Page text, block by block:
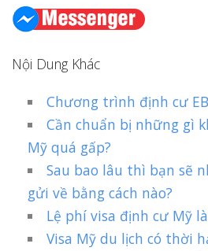
Nội Dung Khác
Chương trình định cư
Cần chuẩn bị những gì
Mỹ quá gấp?
Sau bao lâu thì bạn sẽ
gửi về bằng cách nào?
Lệ phí visa định cư Mỹ
Visa Mỹ du lịch có thời